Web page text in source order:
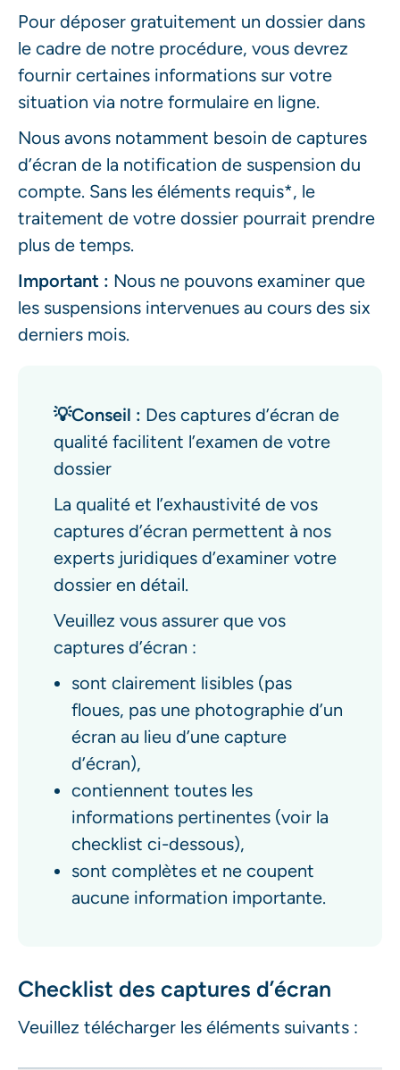
Pour déposer gratuitement un dossier dans
le cadre de notre procédure, vous devrez
fournir certaines informations sur votre
situation via notre formulaire en ligne.
Nous avons notamment besoin de captures
d’écran de la notification de suspension du
compte. Sans les éléments requis*, le
traitement de votre dossier pourrait prendre
plus de temps.
Important : Nous ne pouvons examiner que
les suspensions intervenues au cours des six
derniers mois.
💡Conseil : Des captures d’écran de
qualité facilitent l’examen de votre
dossier
La qualité et l’exhaustivité de vos
captures d’écran permettent à nos
experts juridiques d’examiner votre
dossier en détail.
Veuillez vous assurer que vos
captures d’écran :
sont clairement lisibles (pas
floues, pas une photographie d’un
écran au lieu d’une capture
d’écran),
contiennent toutes les
informations pertinentes (voir la
checklist ci-dessous),
sont complètes et ne coupent
aucune information importante.
Checklist des captures d’écran
Veuillez télécharger les éléments suivants :